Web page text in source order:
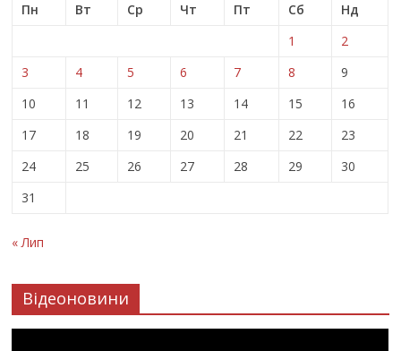
Пн
Вт Ср Чт Пт Сб
Нд
1
2
3
4 5 6 7 8
9
10
11 12 13 14 15
16
17
18 19 20 21 22
23
24
25 26 27 28 29
30
31
« Лип
Відеоновини